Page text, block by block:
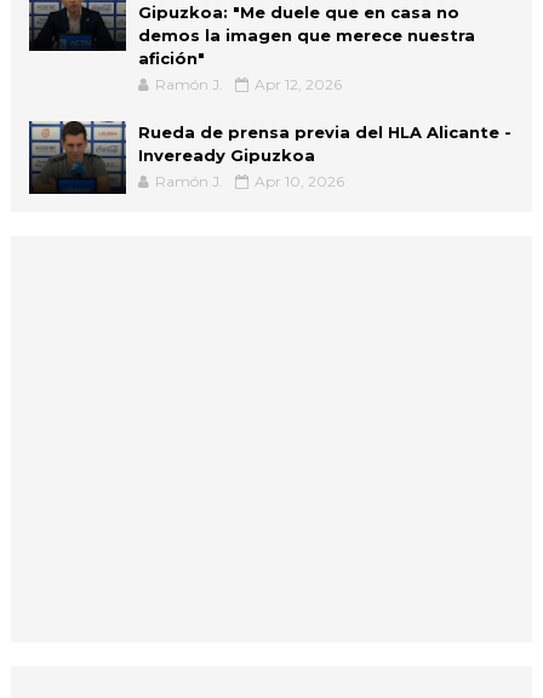
Gipuzkoa: "Me duele que en casa no
demos la imagen que merece nuestra
afición"
Ramón J. Apr 12, 2026
Rueda de prensa previa del HLA Alicante -
Inveready Gipuzkoa
Ramón J. Apr 10, 2026